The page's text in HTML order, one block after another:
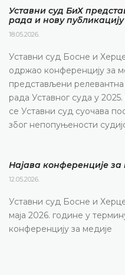
Уставни суд БиХ
рада и нову
18.05.2026.
Уставни суд Босне и
одржао конференцију за
представљени релевантна
рада Уставног суда у
се Уставни суд суочава
због непопуњености
Најава конференције за
12.05.2026.
Уставни суд Босне и
маја 2026. године у
конференцију за медије